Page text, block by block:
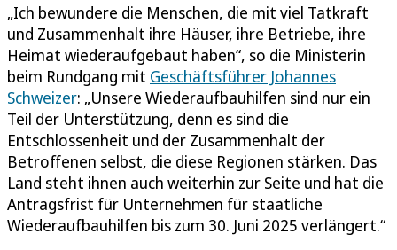
„Ich bewundere die Menschen, die mit viel Tatkraft
und Zusammenhalt ihre Häuser, ihre Betriebe, ihre
Heimat wiederaufgebaut haben“, so die Ministerin
beim Rundgang mit Geschäftsführer Johannes
Schweizer: „Unsere Wiederaufbauhilfen sind nur ein
Teil der Unterstützung, denn es sind die
Entschlossenheit und der Zusammenhalt der
Betroffenen selbst, die diese Regionen stärken. Das
Land steht ihnen auch weiterhin zur Seite und hat die
Antragsfrist für Unternehmen für staatliche
Wiederaufbauhilfen bis zum 30. Juni 2025 verlängert.“